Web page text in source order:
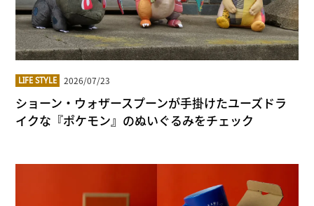
LIFE STYLE 2026/07/23
ショーン・ウォザースプーンが手掛けたユーズドラ
イクな『ポケモン』のぬいぐるみをチェック